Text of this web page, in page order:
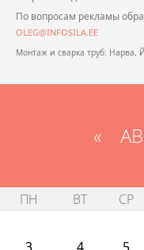
По вопросам рекламы
OLEG@INFOSILA.EE
Монтаж и сварка труб: Нарва,
«
ПН ВТ СР